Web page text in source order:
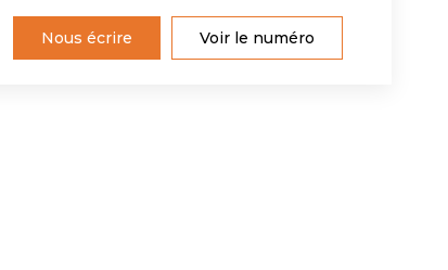
Nous écrire Voir le numéro